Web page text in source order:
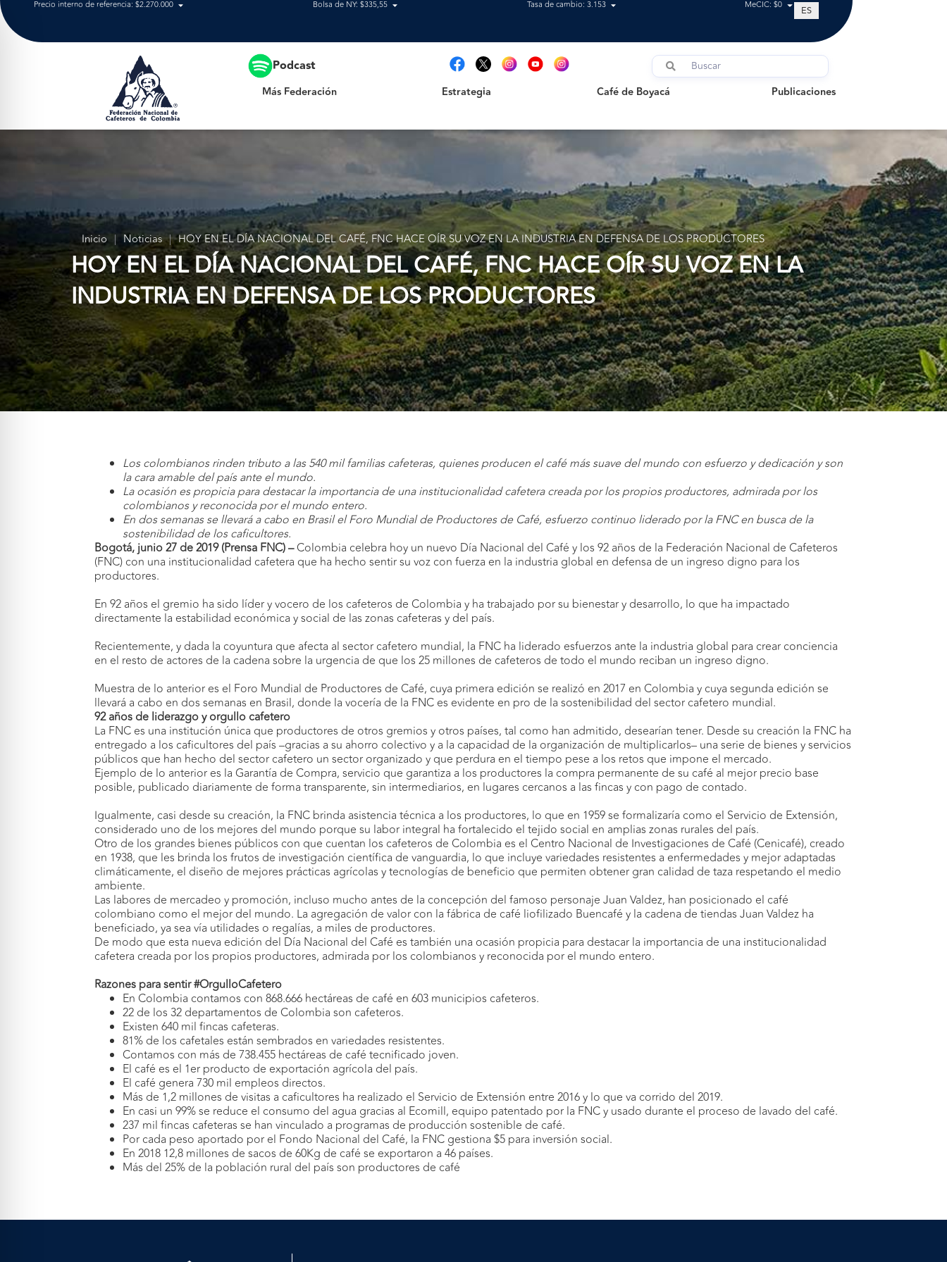
Precio interno de referencia: $2.270.000 Bolsa de NY: $335,55 Tasa de cambio: 3.153 MeCIC: $0 ES
Podcast
Más Federación Estrategia Café de Boyacá Publicaciones
Publicaciones
Inicio | Noticias | HOY EN EL DÍA NACIONAL DEL CAFÉ, FNC HACE OÍR SU VOZ EN LA INDUSTRIA EN DEFENSA DE LOS PRODUCTORES
HOY EN EL DÍA NACIONAL DEL CAFÉ, FNC HACE OÍR SU VOZ EN LA
INDUSTRIA EN DEFENSA DE LOS PRODUCTORES
Los colombianos rinden tributo a las 540 mil familias cafeteras, quienes producen el café más suave del mundo con esfuerzo y dedicación y son
la cara amable del país ante el mundo.
La ocasión es propicia para destacar la importancia de una institucionalidad cafetera creada por los propios productores, admirada por los
colombianos y reconocida por el mundo entero.
En dos semanas se llevará a cabo en Brasil el Foro Mundial de Productores de Café, esfuerzo continuo liderado por la FNC en busca de la
sostenibilidad de los caficultores.
Bogotá, junio 27 de 2019 (Prensa FNC) –Colombia celebra hoy un nuevo Día Nacional del Café y los 92 años de la Federación Nacional de Cafeteros
(FNC) con una institucionalidad cafetera que ha hecho sentir su voz con fuerza en la industria global en defensa de un ingreso digno para los
productores.
En 92 años el gremio ha sido líder y vocero de los cafeteros de Colombia y ha trabajado por su bienestar y desarrollo, lo que ha impactado
directamente la estabilidad económica y social de las zonas cafeteras y del país.
Recientemente, y dada la coyuntura que afecta al sector cafetero mundial, la FNC ha liderado esfuerzos ante la industria global para crear conciencia
en el resto de actores de la cadena sobre la urgencia de que los 25 millones de cafeteros de todo el mundo reciban un ingreso digno.
Muestra de lo anterior es el Foro Mundial de Productores de Café, cuya primera edición se realizó en 2017 en Colombia y cuya segunda edición se
llevará a cabo en dos semanas en Brasil, donde la vocería de la FNC es evidente en pro de la sostenibilidad del sector cafetero mundial.
92 años de liderazgo y orgullo cafetero
La FNC es una institución única que productores de otros gremios y otros países, tal como han admitido, desearían tener. Desde su creación la FNC ha
entregado a los caficultores del país –gracias a su ahorro colectivo y a la capacidad de la organización de multiplicarlos– una serie de bienes y servicios
públicos que han hecho del sector cafetero un sector organizado y que perdura en el tiempo pese a los retos que impone el mercado.
Ejemplo de lo anterior es la Garantía de Compra, servicio que garantiza a los productores la compra permanente de su café al mejor precio base
posible, publicado diariamente de forma transparente, sin intermediarios, en lugares cercanos a las fincas y con pago de contado.
Igualmente, casi desde su creación, la FNC brinda asistencia técnica a los productores, lo que en 1959 se formalizaría como el Servicio de Extensión,
considerado uno de los mejores del mundo porque su labor integral ha fortalecido el tejido social en amplias zonas rurales del país.
Otro de los grandes bienes públicos con que cuentan los cafeteros de Colombia es el Centro Nacional de Investigaciones de Café (Cenicafé), creado
en 1938, que les brinda los frutos de investigación científica de vanguardia, lo que incluye variedades resistentes a enfermedades y mejor adaptadas
climáticamente, el diseño de mejores prácticas agrícolas y tecnologías de beneficio que permiten obtener gran calidad de taza respetando el medio
ambiente.
Las labores de mercadeo y promoción, incluso mucho antes de la concepción del famoso personaje Juan Valdez, han posicionado el café
colombiano como el mejor del mundo. La agregación de valor con la fábrica de café liofilizado Buencafé y la cadena de tiendas Juan Valdez ha
beneficiado, ya sea vía utilidades o regalías, a miles de productores.
De modo que esta nueva edición del Día Nacional del Café es también una ocasión propicia para destacar la importancia de una institucionalidad
cafetera creada por los propios productores, admirada por los colombianos y reconocida por el mundo entero.
Razones para sentir #OrgulloCafetero
En Colombia contamos con 868.666 hectáreas de café en 603 municipios cafeteros.
22 de los 32 departamentos de Colombia son cafeteros.
Existen 640 mil fincas cafeteras.
81% de los cafetales están sembrados en variedades resistentes.
Contamos con más de 738.455 hectáreas de café tecnificado joven.
El café es el 1er producto de exportación agrícola del país.
El café genera 730 mil empleos directos.
Más de 1,2 millones de visitas a caficultores ha realizado el Servicio de Extensión entre 2016 y lo que va corrido del 2019.
En casi un 99% se reduce el consumo del agua gracias al Ecomill, equipo patentado por la FNC y usado durante el proceso de lavado del café.
237 mil fincas cafeteras se han vinculado a programas de producción sostenible de café.
Por cada peso aportado por el Fondo Nacional del Café, la FNC gestiona $5 para inversión social.
En 2018 12,8 millones de sacos de 60Kg de café se exportaron a 46 países.
Más del 25% de la población rural del país son productores de café